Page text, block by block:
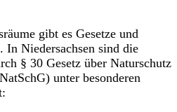
gibt es Gesetze und
Niedersachsen sind die
§ 30 Gesetz über Naturschutz
unter besonderen